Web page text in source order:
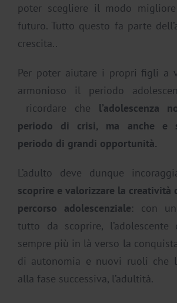
poter scegliere il modo
futuro. Tutto questo fa parte
crescita..
Per poter aiutare i propri figli a
armonioso il periodo
ricordare che l’adolescenza
periodo di crisi, ma anche e
periodo di grandi opportunità.
L’adulto deve dunque
scoprire e valorizzare la creatività
percorso adolescenziale: con
tutto da scoprire, l’adolescente
sempre più in là verso la
di autonomia e nuovi ruoli che
alla fase successiva, l’adultità.